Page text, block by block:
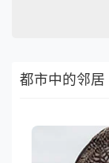
都市中的邻居